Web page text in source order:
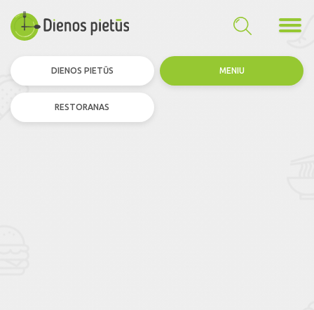
DIENOS PIETŪS MENIU
RESTORANAS